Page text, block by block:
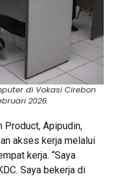
di Vokasi Cirebon
2026.
Product, Apipudin,
akses kerja melalui
kerja. “Saya
Saya bekerja di